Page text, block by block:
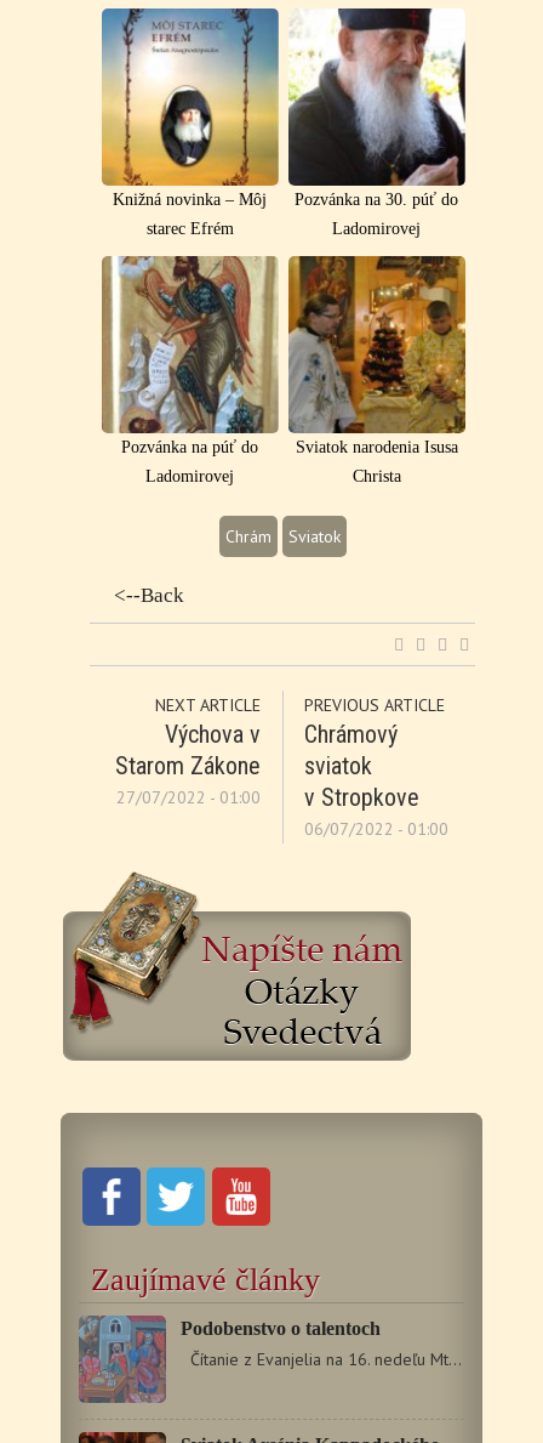
Knižná novinka – Môj
starec Efrém
Pozvánka na 30. púť do
Ladomirovej
Pozvánka na púť do
Ladomirovej
Sviatok narodenia Isusa
Christa
Chrám Sviatok
<--Back
NEXT ARTICLE
Výchova v
Starom Zákone
27/07/2022 - 01:00
PREVIOUS ARTICLE
Chrámový
sviatok
v Stropkove
06/07/2022 - 01:00
Zaujímavé články
Podobenstvo o talentoch
Čítanie z Evanjelia na 16. nedeľu Mt 25, 14 – 30…